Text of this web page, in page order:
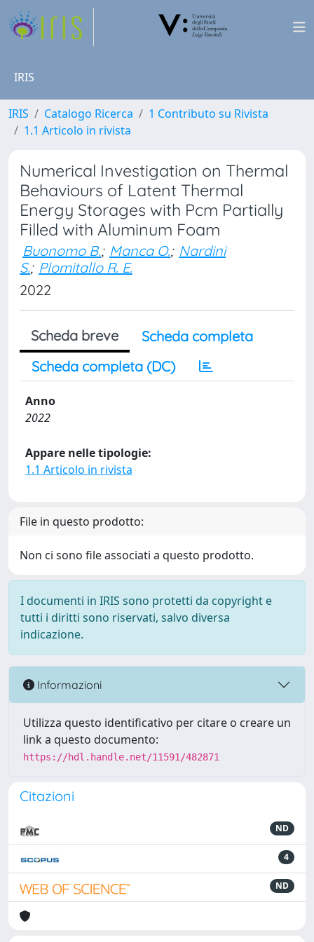
IRIS
IRIS Catalogo Ricerca
1 Contributo su Rivista
1.1 Articolo in rivista
Numerical Investigation on Thermal
Behaviours of Latent Thermal
Energy Storages with Pcm Partially
Filled with Aluminum Foam
Buonomo B.; Manca O.; Nardini
S.; Plomitallo R. E.
2022
Scheda breve
Scheda completa
Scheda completa (DC)
Anno
2022
Appare nelle tipologie:
1.1 Articolo in rivista
File in questo prodotto:
Non ci sono file associati a questo prodotto.
I documenti in IRIS sono protetti da copyright e
tutti i diritti sono riservati, salvo diversa
indicazione.
Informazioni
Utilizza questo identificativo per citare o creare un
link a questo documento:
https://hdl.handle.net/11591/482871
Citazioni
ND
4
ND